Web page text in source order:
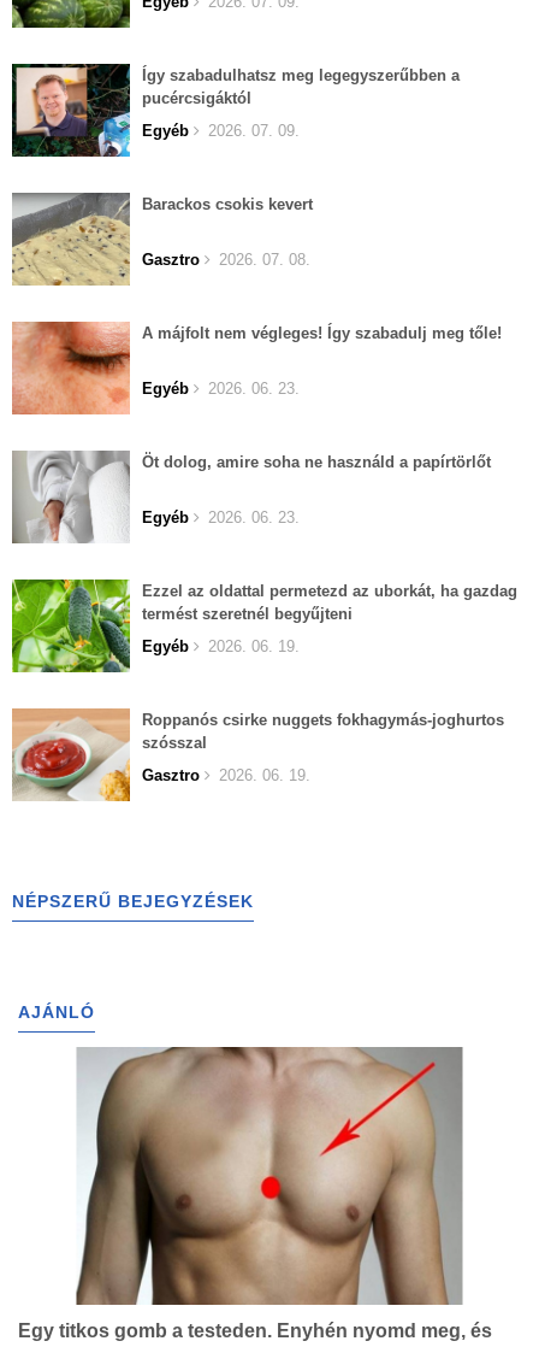
Így szabadulhatsz meg legegyszerűbben a
pucércsigáktól
Egyéb
2026. 07. 09.
Barackos csokis kevert
Gasztro 2026. 07. 08.
A májfolt nem végleges! Így szabadulj meg tőle!
Egyéb 2026. 06. 23.
Öt dolog, amire soha ne használd a papírtörlőt
Egyéb 2026. 06. 23.
Ezzel az oldattal permetezd az uborkát, ha gazdag
termést szeretnél begyűjteni
Egyéb
2026. 06. 19.
Roppanós csirke nuggets fokhagymás-joghurtos
szósszal
Gasztro
2026. 06. 19.
NÉPSZERŰ BEJEGYZÉSEK
AJÁNLÓ
Egy titkos gomb a testeden. Enyhén nyomd meg, és